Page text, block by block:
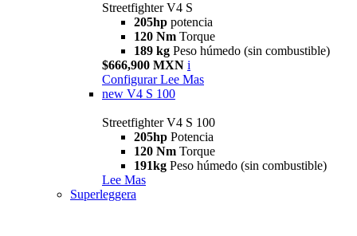
Streetfighter V4 S
205hp potencia
120 Nm Torque
189 kg Peso húmedo (sin combustible)
$666,900 MXN i
Configurar Lee Mas
new V4 S 100
Streetfighter V4 S 100
205hp Potencia
120 Nm Torque
191kg Peso húmedo (sin combustible)
Lee Mas
Superleggera